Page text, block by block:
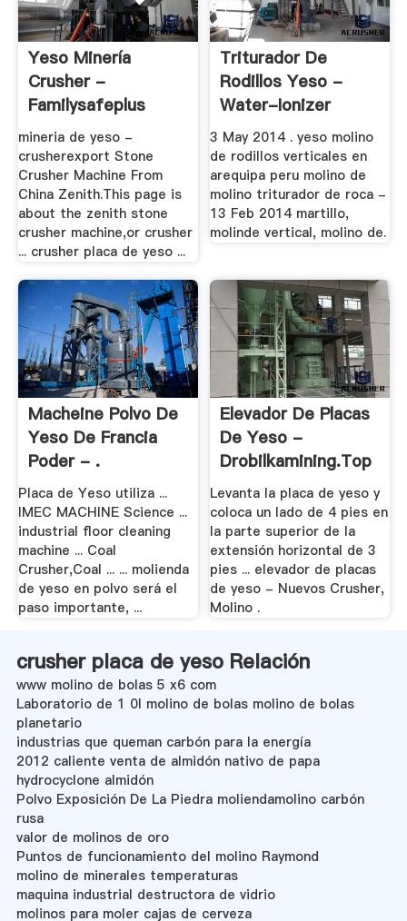
Yeso Minería
Crusher -
Familysafeplus
mineria de yeso -
crusherexport Stone
Crusher Machine From
China Zenith.This page is
about the zenith stone
crusher machine,or crusher
... crusher placa de yeso ...
Triturador De
Rodillos Yeso -
Water-Ionizer
3 May 2014 . yeso molino
de rodillos verticales en
arequipa peru molino de
molino triturador de roca -
13 Feb 2014 martillo,
molinde vertical, molino de.
Macheine Polvo De
Yeso De Francia
Poder - .
Placa de Yeso utiliza ...
IMEC MACHINE Science ...
industrial floor cleaning
machine ... Coal
Crusher,Coal ... ... molienda
de yeso en polvo será el
paso importante, ...
Elevador De Placas
De Yeso -
Drobilkamining.top
Levanta la placa de yeso y
coloca un lado de 4 pies en
la parte superior de la
extensión horizontal de 3
pies ... elevador de placas
de yeso - Nuevos Crusher,
Molino .
crusher placa de yeso Relación
www molino de bolas 5 x6 com
Laboratorio de 1 0l molino de bolas molino de bolas
planetario
industrias que queman carbón para la energía
2012 caliente venta de almidón nativo de papa
hydrocyclone almidón
Polvo Exposición De La Piedra moliendamolino carbón
rusa
valor de molinos de oro
Puntos de funcionamiento del molino Raymond
molino de minerales temperaturas
maquina industrial destructora de vidrio
molinos para moler cajas de cerveza